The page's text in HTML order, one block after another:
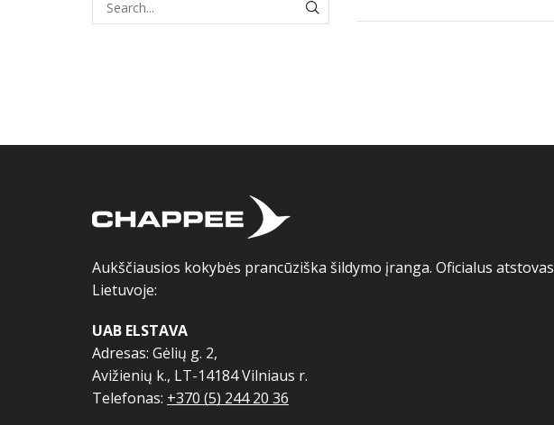
SEARCH
Aukščiausios kokybės prancūziška šildymo įranga. Oficialus atstovas
Lietuvoje:
UAB ELSTAVA
Adresas: Gėlių g. 2,
Avižienių k., LT-14184 Vilniaus r.
Telefonas: +370 (5) 244 20 36